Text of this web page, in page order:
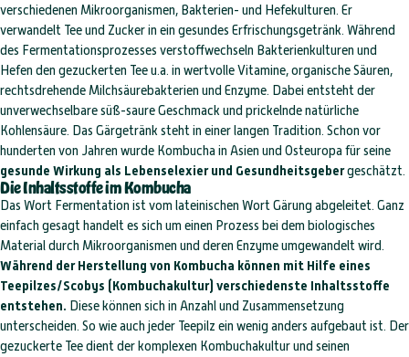
verschiedenen Mikroorganismen, Bakterien- und Hefekulturen. Er
verwandelt Tee und Zucker in ein gesundes Erfrischungsgetränk. Während
des Fermentationsprozesses verstoffwechseln Bakterienkulturen und
Hefen den gezuckerten Tee u.a. in wertvolle Vitamine, organische Säuren,
rechtsdrehende Milchsäurebakterien und Enzyme. Dabei entsteht der
unverwechselbare süß-saure Geschmack und prickelnde natürliche
Kohlensäure. Das Gärgetränk steht in einer langen Tradition. Schon vor
hunderten von Jahren wurde Kombucha in Asien und Osteuropa für seine
gesunde Wirkung als Lebenselexier und Gesundheitsgebergeschätzt.
Die Inhaltsstoffe im Kombucha
Das Wort Fermentation ist vom lateinischen Wort Gärung abgeleitet. Ganz
einfach gesagt handelt es sich um einen Prozess bei dem biologisches
Material durch Mikroorganismen und deren Enzyme umgewandelt wird.
Während der Herstellung von Kombucha können mit Hilfe eines
Teepilzes/Scobys (Kombuchakultur) verschiedenste Inhaltsstoffe
entstehen. Diese können sich in Anzahl und Zusammensetzung
unterscheiden. So wie auch jeder Teepilz ein wenig anders aufgebaut ist. Der
gezuckerte Tee dient der komplexen Kombuchakultur und seinen